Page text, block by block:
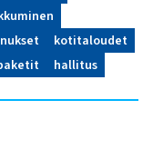
kotitaloudet
hallitus